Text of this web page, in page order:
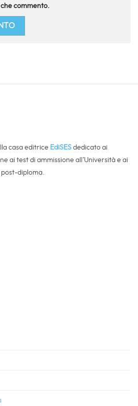
commento.
casa editrice EdiSES dedicato ai
ai test di ammissione all’Università e ai
diploma.